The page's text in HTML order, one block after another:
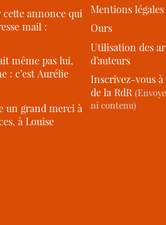
cette annonce qui
mail :
même pas lui,
: c’est Aurélie
un grand merci à
à Louise
Mentions légales
Ours
Utilisation des
d’auteurs
Inscrivez-vous
de la RdR
ni contenu)